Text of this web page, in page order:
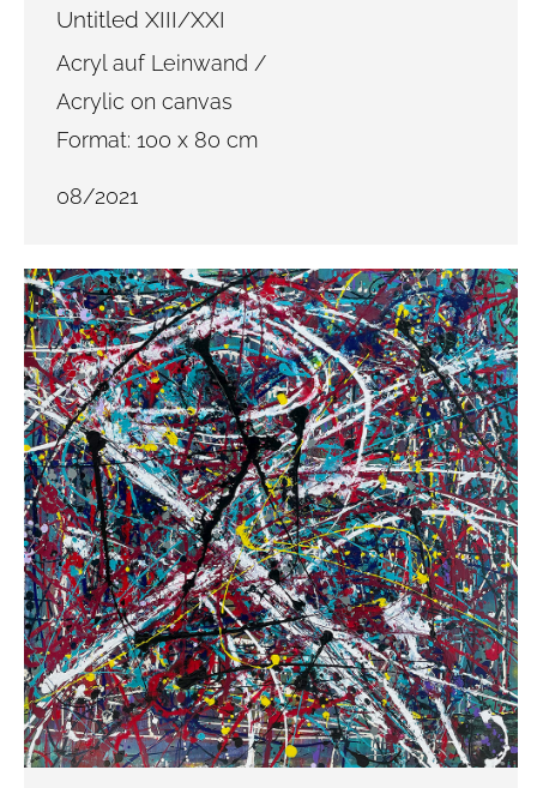
Untitled XIII/XXI
Acryl auf Leinwand /
Acrylic on canvas
Format: 100 x 80 cm
08/2021